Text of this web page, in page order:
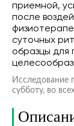
приемной,
после
суточных
образцы для
Исследование
субботу, во